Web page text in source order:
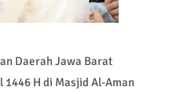
Daerah Jawa Barat
H di Masjid Al-Aman